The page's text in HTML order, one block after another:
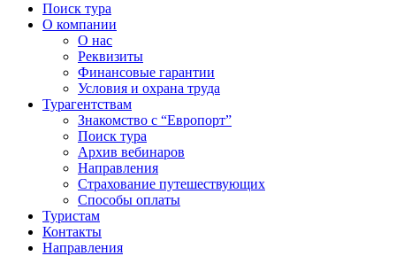
Поиск тура
О компании
О нас
Реквизиты
Финансовые гарантии
Условия и охрана труда
Турагентствам
Знакомство с “Европорт”
Поиск тура
Архив вебинаров
Направления
Страхование путешествующих
Способы оплаты
Туристам
Контакты
Направления